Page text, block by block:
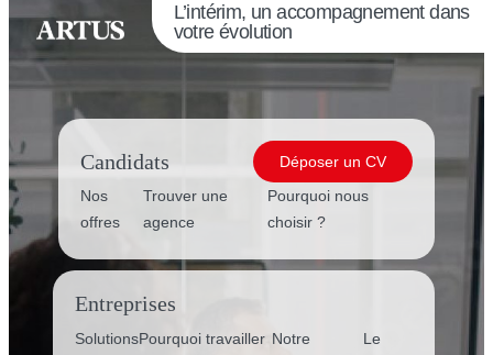
L’intérim, un accompagnement dans
votre évolution
Candidats
Déposer un CV
Nos
offres
Trouver une
agence
Pourquoi nous
choisir ?
Entreprises
SolutionsPourquoi travailler Notre
Le